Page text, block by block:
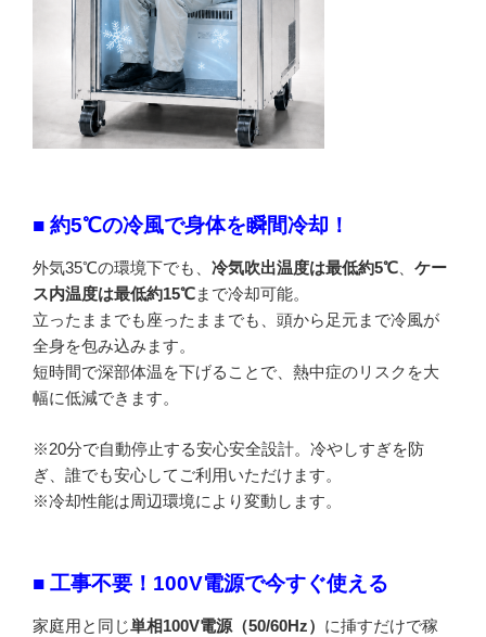
■ 約5℃の冷風で身体を瞬間冷却！
外気35℃の環境下でも、 冷気吹出温度は最低約5℃
ケー
ス内温度は最低約15℃まで冷却可能。
立ったままでも座ったままでも、頭から足元まで冷風が
全身を包み込みます。
短時間で深部体温を下げることで、熱中症のリスクを大
幅に低減できます。
※20分で自動停止する安心安全設計。冷やしすぎを防
ぎ、誰でも安心してご利用いただけます。
※冷却性能は周辺環境により変動します。
■ 工事不要！100V電源で今すぐ使える
家庭用と同じ単相100V電源（50/60Hz） に挿すだけで稼